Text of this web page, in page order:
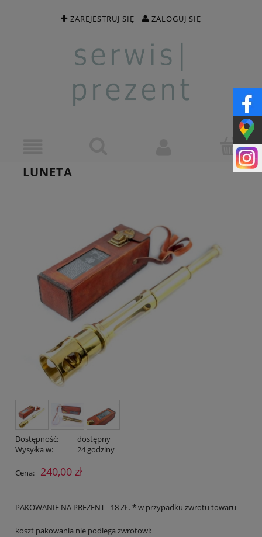
ZAREJESTRUJ SIĘ ZALOGUJ SIĘ
LUNETA
Dostępność:
dostępny
Wysyłka w:
24 godziny
Cena: 240,00 zł
PAKOWANIE NA PREZENT - 18 ZŁ. * w przypadku zwrotu towaru
koszt pakowania nie podlega zwrotowi: